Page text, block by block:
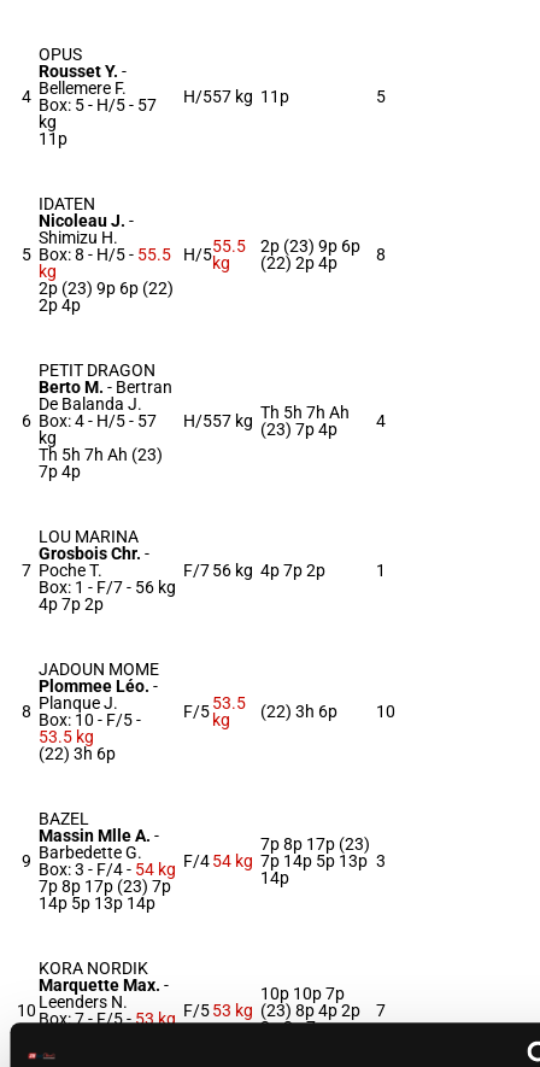
4
OPUS
Rousset Y. -
Bellemere F.
Box: 5 - H/5 - 57
kg
11p
H/557 kg 11p 5
5
IDATEN
Nicoleau J. -
Shimizu H.
Box: 8 - H/5 - 55.5
kg
2p (23) 9p 6p (22)
2p 4p
H/555.5
kg
2p (23) 9p 6p
(22) 2p 4p
8
6
PETIT DRAGON
Berto M. - Bertran
De Balanda J.
Box: 4 - H/5 - 57
kg
Th 5h 7h Ah (23)
7p 4p
H/557 kg Th 5h 7h Ah
(23) 7p 4p
4
7
LOU MARINA
Grosbois Chr. -
Poche T.
Box: 1 - F/7 - 56 kg
4p 7p 2p
F/756 kg 4p 7p 2p 1
8
JADOUN MOME
Plommee Léo. -
Planque J.
Box: 10 - F/5 -
53.5 kg
(22) 3h 6p
F/553.5
kg
(22) 3h 6p 10
9
BAZEL
Massin Mlle A. -
Barbedette G.
Box: 3 - F/4 - 54 kg
7p 8p 17p (23) 7p
14p 5p 13p 14p
F/454 kg
7p 8p 17p (23)
7p 14p 5p 13p
14p
3
10
KORA NORDIK
Marquette Max. -
Leenders N.
Box: 7 -F/5 -53 kg
8p 4p 2p 2p 2p 7p
F/553 kg
10p 10p 7p
(23) 8p 4p 2p
2p 2p 7p
7